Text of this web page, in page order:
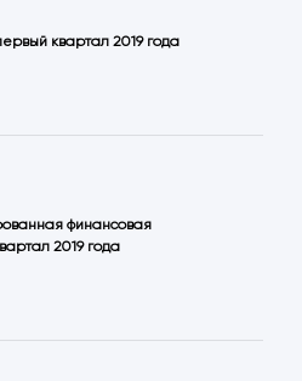
квартал 2019 года
финансовая
2019 года